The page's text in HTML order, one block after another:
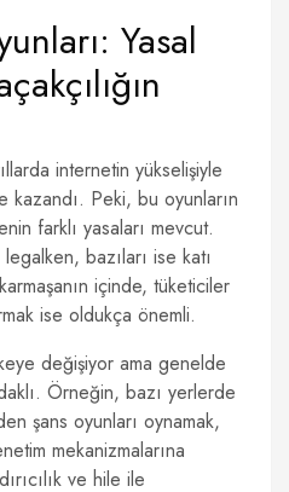
Yasal
internetin yükselişiyle
Peki, bu oyunların
farklı yasaları mevcut.
bazıları ise katı
içinde, tüketiciler
ise oldukça önemli.
değişiyor ama genelde
Örneğin, bazı yerlerde
şans oyunları oynamak,
mekanizmalarına
ve hile ile